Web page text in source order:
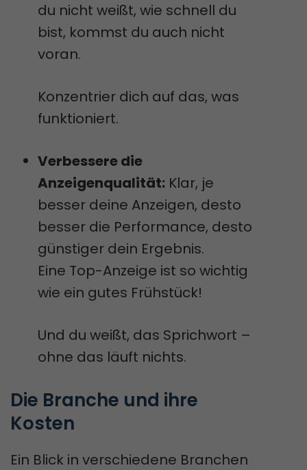
du nicht weißt, wie schnell du
bist, kommst du auch nicht
voran.
Konzentrier dich auf das, was
funktioniert.
Verbessere die
Anzeigenqualität: Klar, je
besser deine Anzeigen, desto
besser die Performance, desto
günstiger dein Ergebnis.
Eine Top-Anzeige ist so wichtig
wie ein gutes Frühstück!
Und du weißt, das Sprichwort –
ohne das läuft nichts.
Die Branche und ihre
Kosten
Ein Blick in verschiedene Branchen